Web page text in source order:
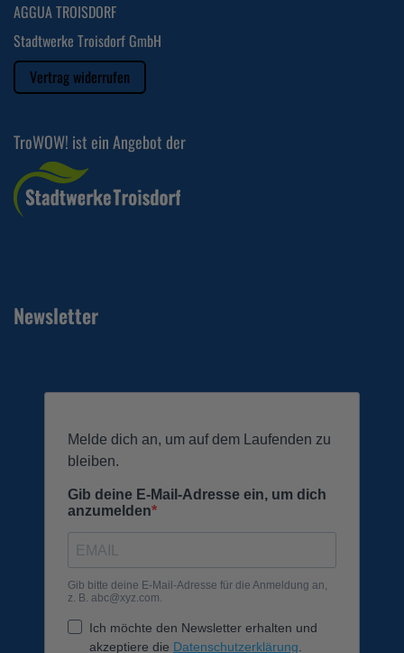
AGGUA TROISDORF
Stadtwerke Troisdorf GmbH
Vertrag widerrufen
TroWOW! ist ein Angebot der
Newsletter